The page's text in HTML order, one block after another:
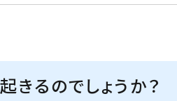
るのでしょうか？